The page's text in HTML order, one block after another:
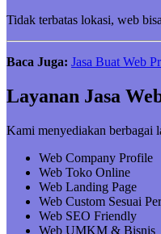
Tidak terbatas lokasi, web
Baca Juga: Jasa Buat Web
Layanan Jasa
Kami menyediakan berbagai
Web Company Profile
Web Toko Online
Web Landing Page
Web Custom Sesuai
Web SEO Friendly
Web UMKM & Bisnis